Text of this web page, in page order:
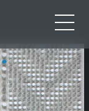
IT
EN
FR